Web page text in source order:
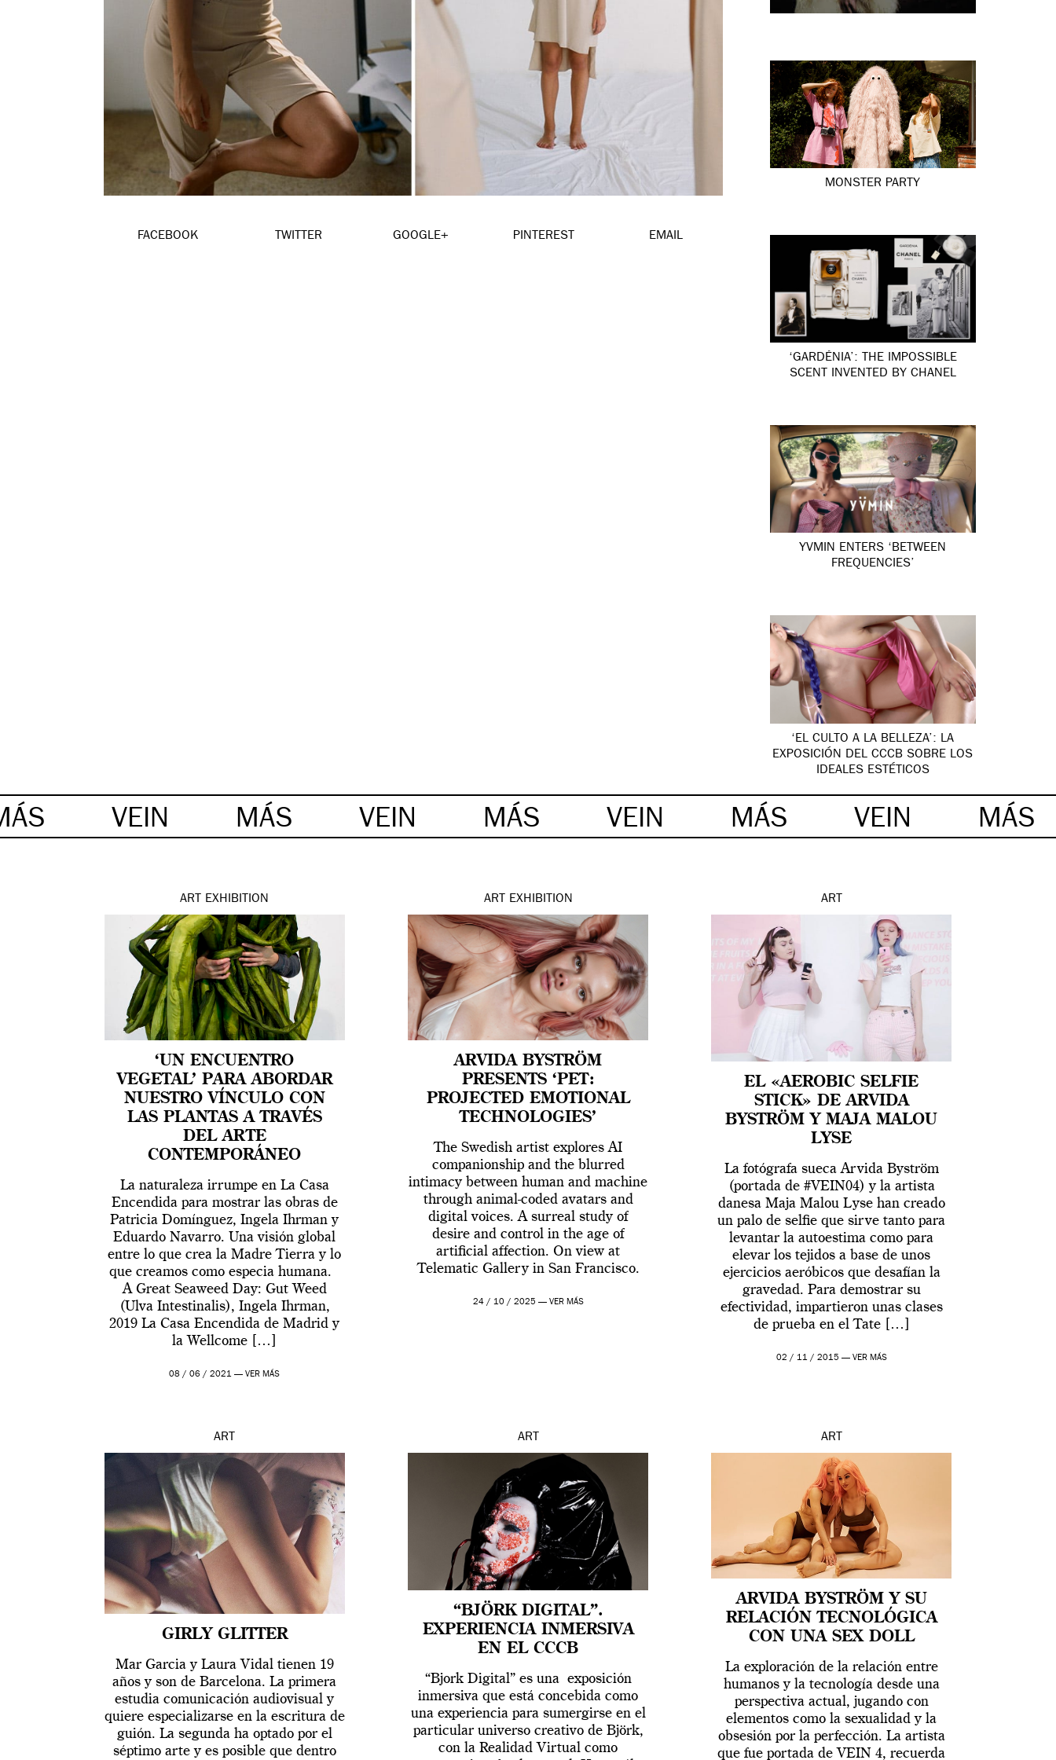
FACEBOOK TWITTER GOOGLE+ PINTEREST EMAIL
MONSTER PARTY
‘GARDÉNIA’: THE IMPOSSIBLE
SCENT INVENTED BY CHANEL
YVMIN ENTERS ‘BETWEEN
FREQUENCIES’
‘EL CULTO A LA BELLEZA’: LA
EXPOSICIÓN DEL CCCB SOBRE LOS
IDEALES ESTÉTICOS
VEIN MÁS VEIN MÁS VEIN MÁS VEIN MÁS
ART EXHIBITION
‘UN ENCUENTRO
VEGETAL’ PARA ABORDAR
NUESTRO VÍNCULO CON
LAS PLANTAS A TRAVÉS
DEL ARTE
CONTEMPORÁNEO
La naturaleza irrumpe en La Casa
Encendida para mostrar las obras de
Patricia Domínguez, Ingela Ihrman y
Eduardo Navarro. Una visión global
entre lo que crea la Madre Tierra y lo
que creamos como especia humana.
A Great Seaweed Day: Gut Weed
(Ulva Intestinalis), Ingela Ihrman,
2019 La Casa Encendida de Madrid y
la Wellcome […]
08 / 06 / 2021 —VER MÁS
ART EXHIBITION
ARVIDA BYSTRÖM
PRESENTS ‘PET:
PROJECTED EMOTIONAL
TECHNOLOGIES’
The Swedish artist explores AI
companionship and the blurred
intimacy between human and machine
through animal-coded avatars and
digital voices. A surreal study of
desire and control in the age of
artificial affection. On view at
Telematic Gallery in San Francisco.
24 / 10 / 2025 — VER MÁS
ART
EL «AEROBIC SELFIE
STICK» DE ARVIDA
BYSTRÖM Y MAJA MALOU
LYSE
La fotógrafa sueca Arvida Byström
(portada de #VEIN04) y la artista
danesa Maja Malou Lyse han creado
un palo de selfie que sirve tanto para
levantar la autoestima como para
elevar los tejidos a base de unos
ejercicios aeróbicos que desafían la
gravedad. Para demostrar su
efectividad, impartieron unas clases
de prueba en el Tate […]
02 / 11 / 2015 — VER MÁS
ART
GIRLY GLITTER
Mar Garcia y Laura Vidal tienen 19
años y son de Barcelona. La primera
estudia comunicación audiovisual y
quiere especializarse en la escritura de
guión. La segunda ha optado por el
séptimo arte y es posible que dentro
ART
“BJÖRK DIGITAL”.
EXPERIENCIA INMERSIVA
EN EL CCCB
“Bjork Digital” es una exposición
inmersiva que está concebida como
una experiencia para sumergirse en el
particular universo creativo de Björk,
con la Realidad Virtual como
ART
ARVIDA BYSTRÖM Y SU
RELACIÓN TECNOLÓGICA
CON UNA SEX DOLL
La exploración de la relación entre
humanos y la tecnología desde una
perspectiva actual, jugando con
elementos como la sexualidad y la
obsesión por la perfección. La artista
que fue portada de VEIN 4, recuerda